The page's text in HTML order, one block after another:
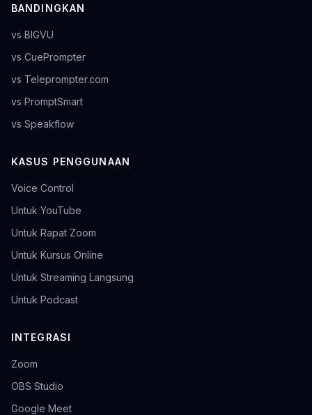
BANDINGKAN
vs BIGVU
vs CuePrompter
vs Teleprompter.com
vs PromptSmart
vs Speakflow
KASUS PENGGUNAAN
Voice Control
Untuk YouTube
Untuk Rapat Zoom
Untuk Kursus Online
Untuk Streaming Langsung
Untuk Podcast
INTEGRASI
Zoom
OBS Studio
Google Meet